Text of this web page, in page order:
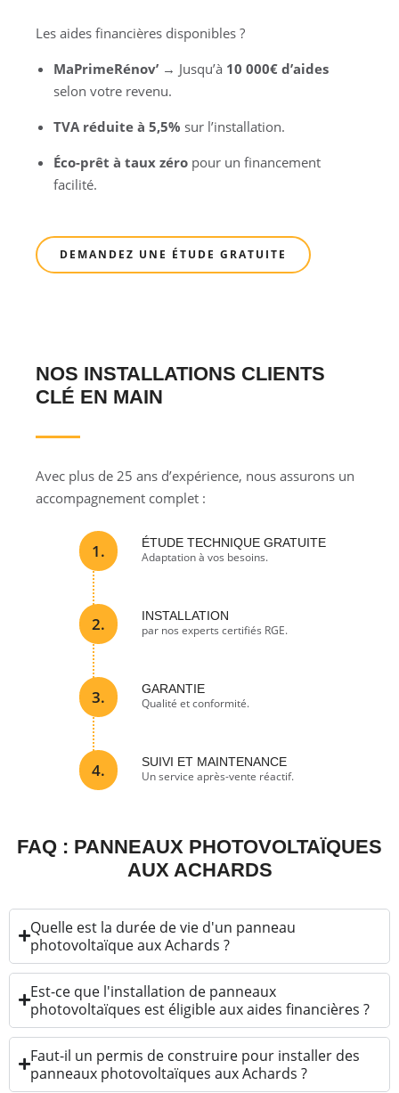
Les aides financières disponibles ?
MaPrimeRénov’ → Jusqu’à 10 000€ d’aides
selon votre revenu.
TVA réduite à 5,5% sur l’installation.
Éco-prêt à taux zéro pour un financement
facilité.
DEMANDEZ UNE ÉTUDE GRATUITE
NOS INSTALLATIONS CLIENTS
CLÉ EN MAIN
Avec plus de 25 ans d’expérience, nous assurons un
accompagnement complet :
1. ÉTUDE TECHNIQUE GRATUITE
Adaptation à vos besoins.
2. INSTALLATION
par nos experts certifiés RGE.
3. GARANTIE
Qualité et conformité.
4. SUIVI ET MAINTENANCE
Un service après-vente réactif.
FAQ : PANNEAUX PHOTOVOLTAÏQUES
AUX ACHARDS
Quelle est la durée de vie d'un panneau
photovoltaïque aux Achards ?
Est-ce que l'installation de panneaux
photovoltaïques est éligible aux aides financières ?
Faut-il un permis de construire pour installer des
panneaux photovoltaïques aux Achards ?